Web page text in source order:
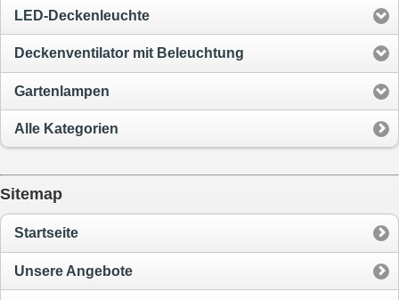
LED-Deckenleuchte
Deckenventilator mit Beleuchtung
Gartenlampen
Alle Kategorien
Sitemap
Startseite
Unsere Angebote